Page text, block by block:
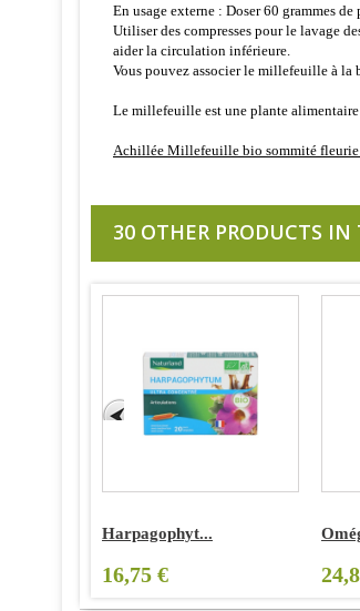
En usage externe : Doser 60 grammes
Utiliser des compresses pour le lavage
aider la circulation inférieure.
Vous pouvez associer le millefeuille à la
Le millefeuille est une plante alimentaire
Achillée Millefeuille bio sommité fleurie
30 OTHER PRODUCTS IN
Harpagophyt...
16,75 €